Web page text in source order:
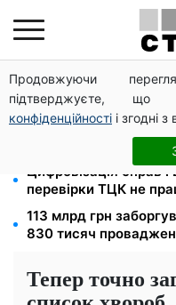
Продовжуючи
підтверджуєте,
конфіденційності і згодні
1577 людей списали
Генпрокуратура про
Зарплати вчителів
підвищує виплати з
Цифровізація справ
перевірки ТЦК не
113 млрд грн
830 тисяч
Тепер точно